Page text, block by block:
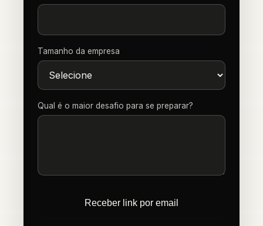
Tamanho da empresa
Qual é o maior desafio para se preparar?
Receber link por email